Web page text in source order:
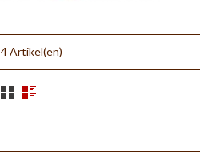
4 Artikel(en)